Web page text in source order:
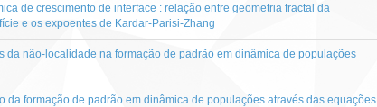
de crescimento de interface : relação entre geometria fractal da
e os expoentes de Kardar-Parisi-Zhang
da não-localidade na formação de padrão em dinâmica de populações
da formação de padrão em dinâmica de populações através das equações